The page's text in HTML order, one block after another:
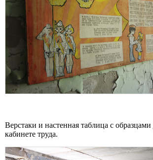
Верстаки и настенная таблица с
кабинете труда.